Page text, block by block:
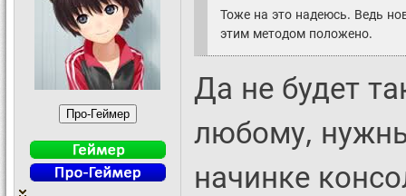
Тоже на это надеюсь. Ведь
этим методом положено.
Да не будет
любому,
начинке